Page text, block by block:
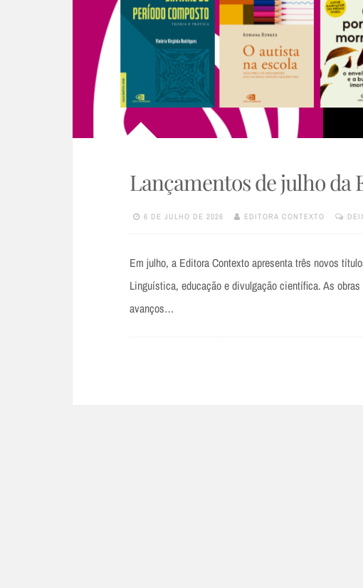
Lançamentos de julho da
6 DE JULHO DE 2026 EDITORA CONTEXTO
Em julho, a Editora Contexto apresenta três novos
Linguística, educação e divulgação científica. As
avanços…